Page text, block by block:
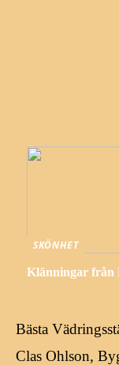
SKÖNHET
Klänningar från
Bästa
Clas Ohlson,